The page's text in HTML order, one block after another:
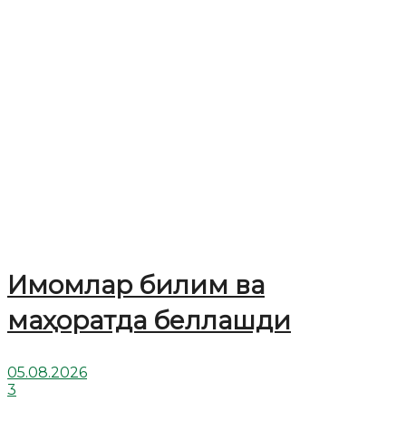
Имомлар билим ва
маҳоратда беллашди
05.08.2026
3